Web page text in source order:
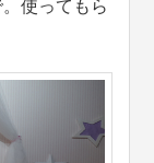
使ってもら